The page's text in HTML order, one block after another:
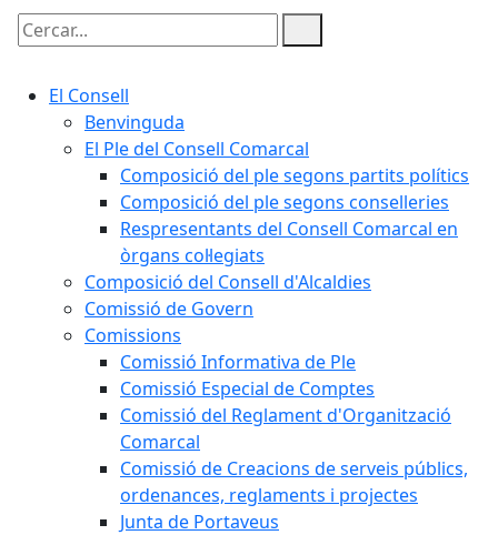
Cercar:
El Consell
Benvinguda
El Ple del Consell Comarcal
Composició del ple segons partits polítics
Composició del ple segons conselleries
Respresentants del Consell Comarcal en
òrgans col·legiats
Composició del Consell d'Alcaldies
Comissió de Govern
Comissions
Comissió Informativa de Ple
Comissió Especial de Comptes
Comissió del Reglament d'Organització
Comarcal
Comissió de Creacions de serveis públics,
ordenances, reglaments i projectes
Junta de Portaveus